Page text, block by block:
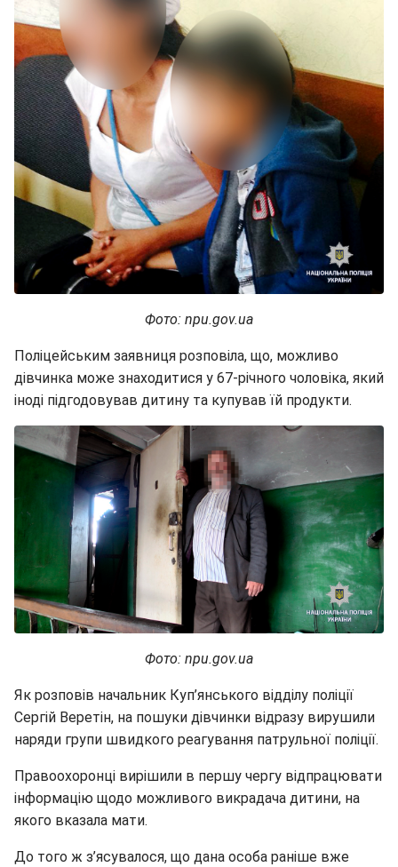
Фото: npu.gov.ua
Поліцейським заявниця розповіла, що, можливо
дівчинка може знаходитися у 67-річного чоловіка, який
іноді підгодовував дитину та купував їй продукти.
Фото: npu.gov.ua
Як розповів начальник Куп’янського відділу поліції
Сергій Веретін, на пошуки дівчинки відразу вирушили
наряди групи швидкого реагування патрульної поліції.
Правоохоронці вирішили в першу чергу відпрацювати
інформацію щодо можливого викрадача дитини, на
якого вказала мати.
До того ж з’ясувалося, що дана особа раніше вже